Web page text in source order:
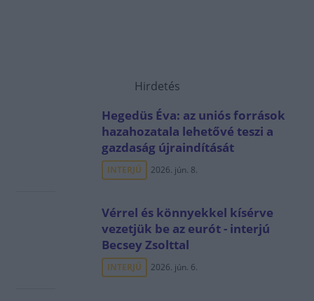
Hirdetés
Hegedüs Éva: az uniós források
hazahozatala lehetővé teszi a
gazdaság újraindítását
INTERJÚ 2026. jún. 8.
Vérrel és könnyekkel kísérve
vezetjük be az eurót - interjú
Becsey Zsolttal
INTERJÚ 2026. jún. 6.